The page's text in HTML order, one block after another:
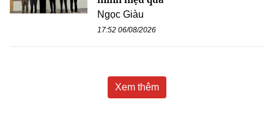
Ngọc Giàu
17:52 06/08/2026
Xem thêm